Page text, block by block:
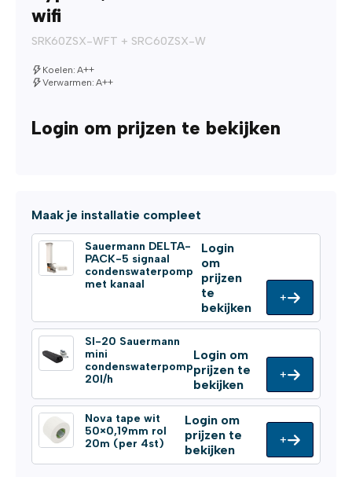
wifi
SRK60ZSX-WFT + SRC60ZSX-W
Koelen: A++
Verwarmen: A++
Login om prijzen te bekijken
Maak je installatie compleet
Sauermann DELTA-
PACK-5 signaal
condenswaterpomp
met kanaal
Login
om
prijzen
te
bekijken
+
SI-20 Sauermann
mini
condenswaterpomp
20l/h
Login om
prijzen te
bekijken
+
Nova tape wit
50×0,19mm rol
20m (per 4st)
Login om
prijzen te
bekijken
+